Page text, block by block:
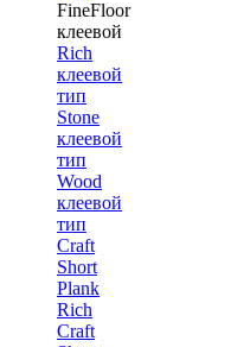
FineFloor
клеевой
Rich
клеевой
тип
Stone
клеевой
тип
Wood
клеевой
тип
Craft
Short
Plank
Rich
Craft